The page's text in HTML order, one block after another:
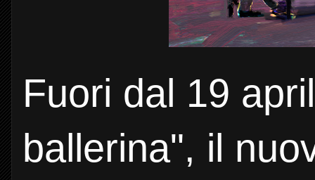
Fuori dal 19
ballerina", il